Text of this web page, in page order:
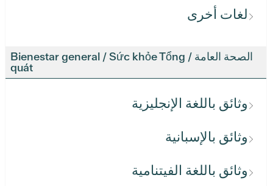
لغات أخرى
الصحة العامة / Bienestar general / Sức khỏe Tổng
quát
وثائق باللغة الإنجليزية
وثائق بالإسبانية
وثائق باللغة الفيتنامية